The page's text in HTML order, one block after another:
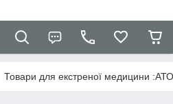
Товари для екстреної медицини